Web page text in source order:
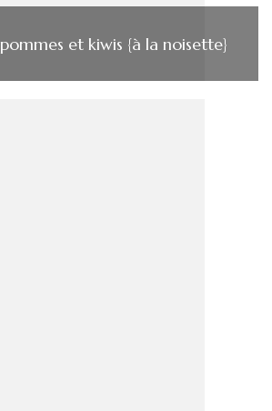
et kiwis {à la noisette}